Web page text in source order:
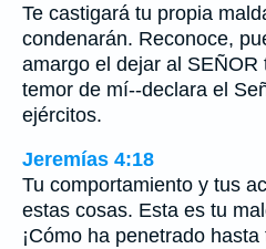
Te castigará tu propia
condenarán. Reconoce,
amargo el dejar al SEÑOR
temor de mí--declara el
ejércitos.
Jeremías 4:18
Tu comportamiento y tus
estas cosas. Esta es tu
¡Cómo ha penetrado